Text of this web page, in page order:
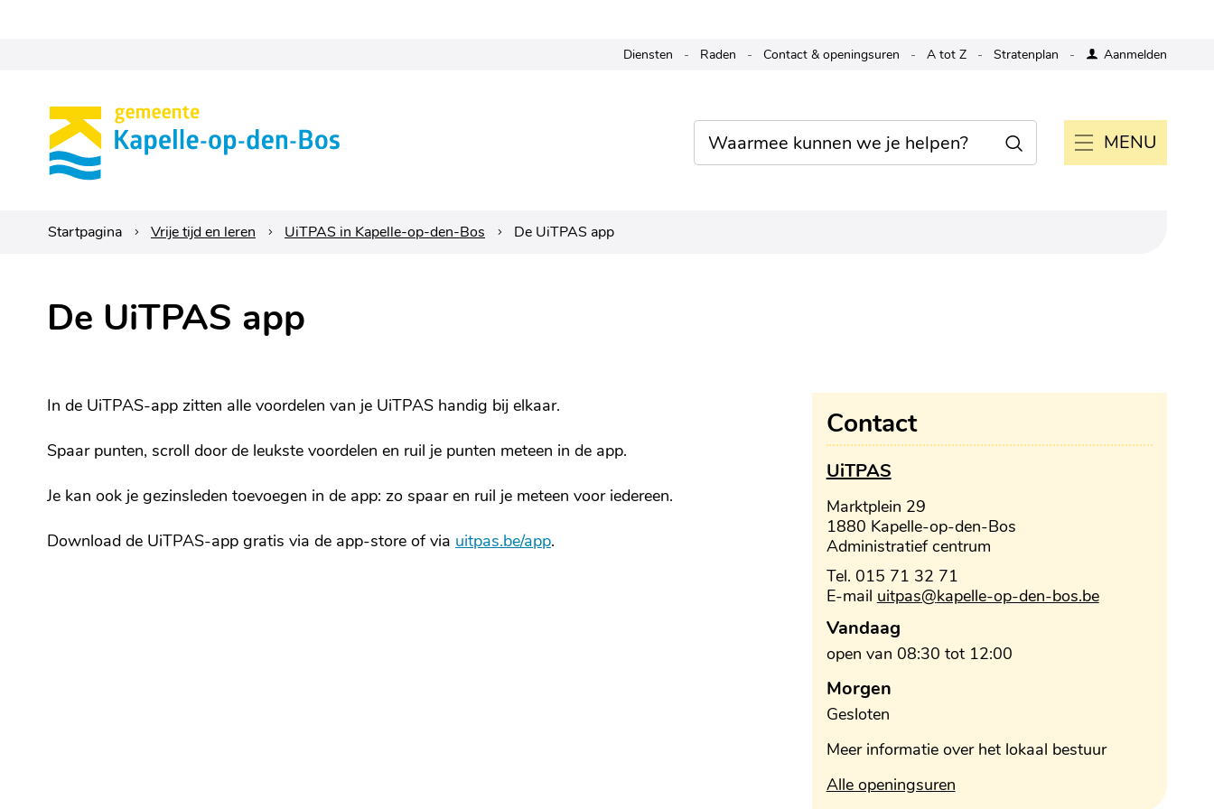
Naar
Diensten Raden Contact & openingsuren A tot Z Stratenplan Aanmelden
Gemeente
Kapelle-
op-
bos
MENU
Waarmee
kunnen
Zoeken
Startpagina Vrije tijd en leren UiTPAS in Kapelle-op-den-Bos De UiTPAS app
De UiTPAS app
In de UiTPAS-app zitten alle voordelen van je UiTPAS handig bij elkaar.
Spaar punten, scroll door de leukste voordelen en ruil je punten meteen in de app.
Je kan ook je gezinsleden toevoegen in de app: zo spaar en ruil je meteen voor iedereen.
Download de UiTPAS-app gratis via de app-store of via uitpas.be/app.
Contact
UiTPAS
Adres
Marktplein 29
,1880 Kapelle-op-den-Bos
Administratief centrum
Tel. 015 71 32 71
E-
uitpas@kapelle-op-den-bos.be
Openingsuren
Vandaag
open van 08:30 tot 12:00
Morgen
Gesloten
Meer informatie over het lokaal bestuur
Alle openingsurenUiTPAS